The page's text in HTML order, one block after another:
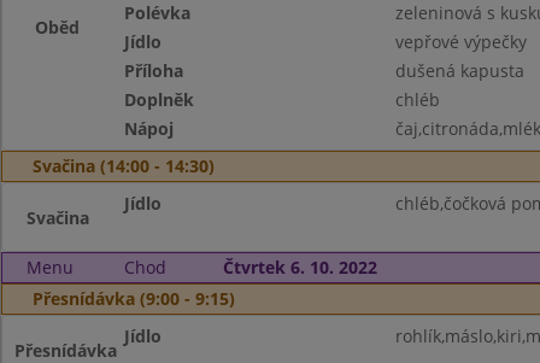
Oběd
Polévka
zeleninová s
Jídlo
vepřové výpečky
Příloha
dušená kapusta
Doplněk
chléb
Nápoj
Svačina (14:00 - 14:30)
Svačina
Jídlo chléb,čočková
Menu Chod
Čtvrtek 6. 10. 2022
Přesnídávka (9:00 - 9:15)
Přesnídávka
Jídlo